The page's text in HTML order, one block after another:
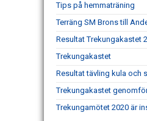
Tips på hemmaträning
Terräng SM Brons till
Resultat Trekungakastet
Trekungakastet
Resultat tävling kula och
Trekungakastet
Trekungamötet 2020 är